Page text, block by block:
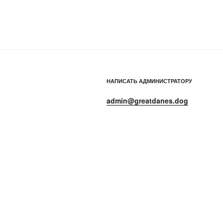
НАПИСАТЬ АДМИНИСТРАТОРУ
admin@greatdanes.dog